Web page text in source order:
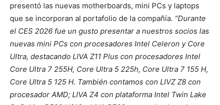
presentó las nuevas motherboards, mini PCs y laptops
que se incorporan al portafolio de la compañía. “Durante
el CES 2026 fue un gusto presentar a nuestros socios las
nuevas mini PCs con procesadores Intel Celeron y Core
Ultra, destacando LIVA Z11 Plus con procesadores Intel
Core Ultra 7 255H, Core Ultra 5 225h, Core Ultra 7 155 H,
Core Ultra 5 125 H. También contamos con LIVZ Z8 con
procesador AMD; LIVA Z4 con plataforma Intel Twin Lake